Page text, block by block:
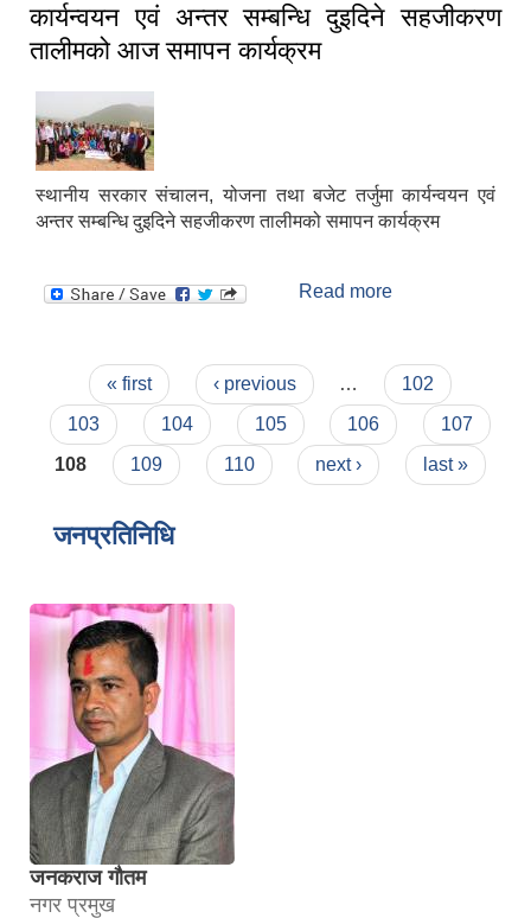
कार्यन्वयन एवं अन्तर सम्बन्धि दुइदिने सहजीकरण
तालीमको आज समापन कार्यक्रम
स्थानीय सरकार संचालन, योजना तथा बजेट तर्जुमा कार्यन्वयन एवं
अन्तर सम्बन्धि दुइदिने सहजीकरण तालीमको समापन कार्यक्रम
Read more
तर्जुमा कार्यन्वयन एवं
अन्तर सम्बन्धि
दुइदिने सहजीकरण
तालीमको आज
समापन कार्यक्रम
Pages« first ‹ previous …
102
103
104 105 106
107
108
109 110 next › last »
जनप्रतिनिधि
जनकराज गौतम
नगर प्रमुख